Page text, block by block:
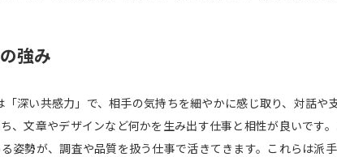
強み
深い共感力」で、相手の気持ちを細やかに感じ取り、対話や
、文章やデザインなど何かを生み出す仕事と相性が良いです。
姿勢が、調査や品質を扱う仕事で活きてきます。これらは派